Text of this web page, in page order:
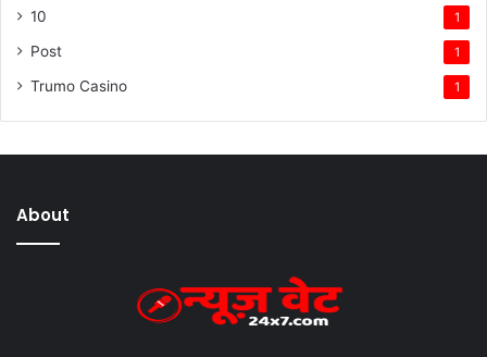
10 1
Post 1
Trumo Casino 1
About